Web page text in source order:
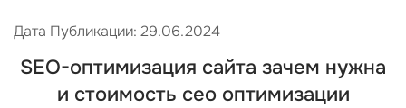
Дата Публикации: 29.06.2024
SEO-оптимизация сайта зачем нужна
и стоимость сео оптимизации